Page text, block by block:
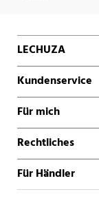
LECHUZA
Kundenservice
Für mich
Rechtliches
Für Händler